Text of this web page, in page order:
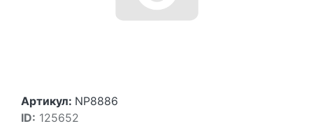
Артикул: NP8886
ID: 125652